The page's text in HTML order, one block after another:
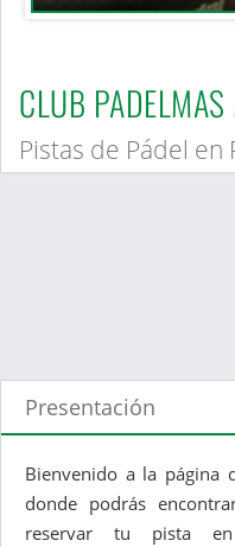
CLUB
Pistas de Pádel en
Presentación
Bienvenido a la página
donde podrás
reservar tu pista